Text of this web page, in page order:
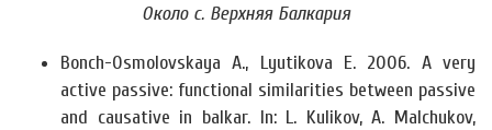
Около с. Верхняя Балкария
Bonch-Osmolovskaya A., Lyutikova E. 2006. A very
active passive: functional similarities between passive
and causative in balkar. In: L. Kulikov, A. Malchukov,